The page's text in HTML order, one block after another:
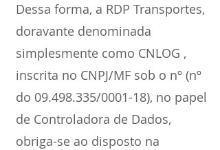
Dessa forma, a RDP Transportes,
doravante denominada
simplesmente como CNLOG ,
inscrita no CNPJ/MF sob o nº (nº
do 09.498.335/0001-18), no papel
de Controladora de Dados,
obriga-se ao disposto na